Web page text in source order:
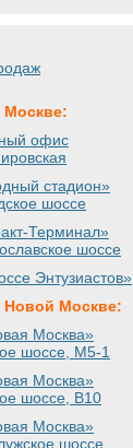
офис
стадион»
шоссе
Терминал»
шоссе
Энтузиастов»
Москве:
Москва»
шоссе , М5-1
Москва»
шоссе , B10
Москва»
шоссе